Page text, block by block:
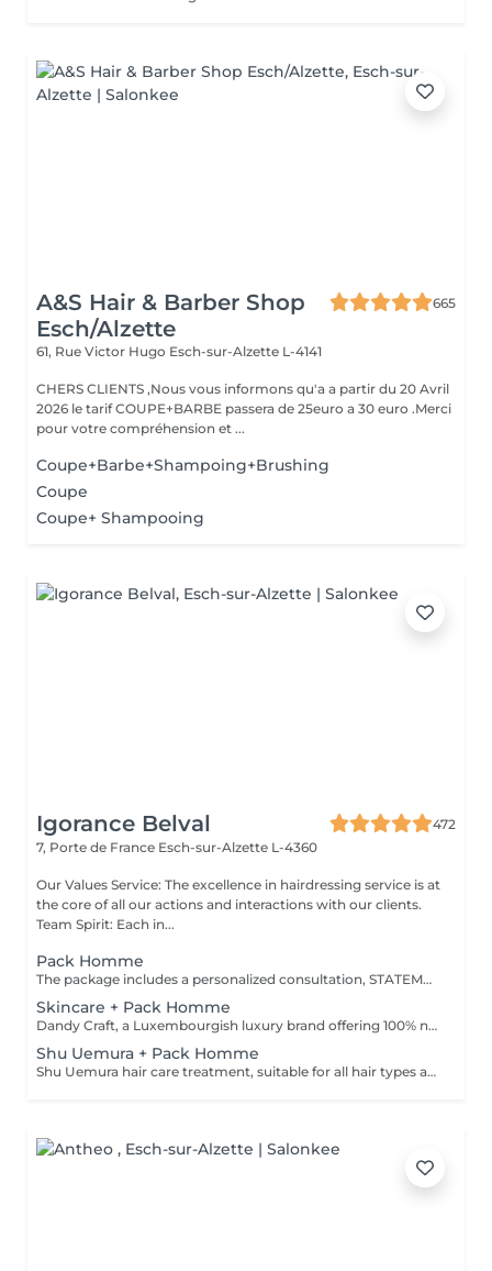
A&S Hair & Barber Shop
Esch/Alzette
665
61, Rue Victor Hugo Esch-sur-Alzette L-4141
CHERS CLIENTS ,Nous vous informons qu'a a partir du 20 Avril
2026 le tarif COUPE+BARBE passera de 25euro a 30 euro .Merci
pour votre compréhension et ...
Coupe+Barbe+Shampoing+Brushing
Coupe
Coupe+ Shampooing
Igorance Belval
472
7, Porte de France Esch-sur-Alzette L-4360
Our Values Service: The excellence in hairdressing service is at
the core of all our actions and interactions with our clients.
Team Spirit: Each in...
Pack Homme
The package includes a personalized consultation, STATEMENT-specific shampoo and conditioner, the IGORANCE haircut (finishing on dry hair), and STATEMENT styling products. Prices are indicative and subject to confirmation after the personalized consultation with your hairdresser/stylist/specialist. Management reserves the right to make modifications for the smooth operation of the salon.
Skincare + Pack Homme
Dandy Craft, a Luxembourgish luxury brand offering 100% natural facial care products. Facial care set: Cleanser infused with aloe vera juice and ginseng Exfoliant enriched with vitamin C Moisturizing cream with shea butter + Pack Homme
Shu Uemura + Pack Homme
Shu Uemura hair care treatment, suitable for all hair types and scalp + Styling Homme Prices are indicative and subject to confirmation after a personalized consultation with your hairdresser/stylist/specialist. Management reserves the right to make modifications for the smooth operation of the salon.